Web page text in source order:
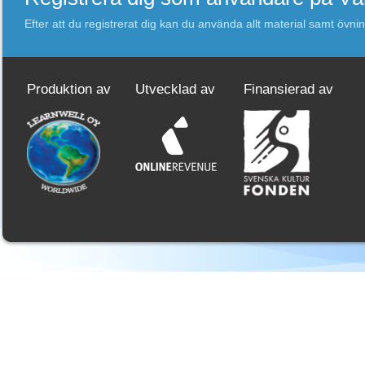
Efter att du registrerat dig kan du använda allt material samt
Produktion av Utvecklad av Finansierad av